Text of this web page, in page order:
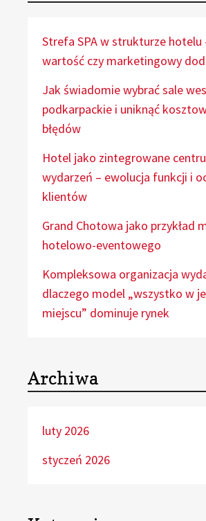
Strefa SPA w strukturze hotelu
wartość czy marketingowy
Jak świadomie wybrać sale
podkarpackie i uniknąć
błędów
Hotel jako zintegrowane
wydarzeń – ewolucja funkcji i
klientów
Grand Chotowa jako przykład
hotelowo-eventowego
Kompleksowa organizacja
dlaczego model „wszystko w
miejscu” dominuje rynek
Archiwa
luty 2026
styczeń 2026